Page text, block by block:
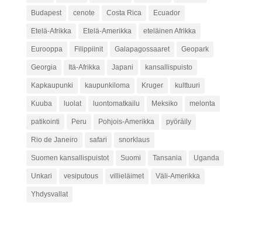
Budapest cenote Costa Rica Ecuador
Etelä-Afrikka Etelä-Amerikka eteläinen Afrikka
Eurooppa Filippiinit Galapagossaaret Geopark
Georgia Itä-Afrikka Japani kansallispuisto
Kapkaupunki kaupunkiloma Kruger kulttuuri
Kuuba luolat luontomatkailu Meksiko melonta
patikointi Peru Pohjois-Amerikka pyöräily
Rio de Janeiro safari snorklaus
Suomen kansallispuistot Suomi Tansania Uganda
Unkari vesiputous villieläimet Väli-Amerikka
Yhdysvallat